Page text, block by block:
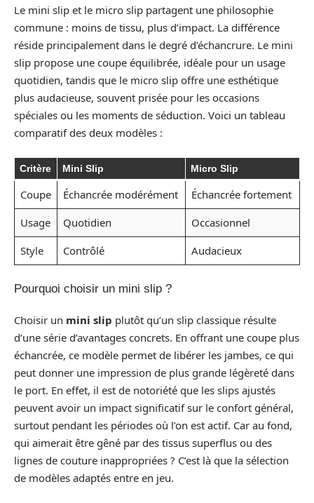
Le mini slip et le micro slip partagent une philosophie
commune : moins de tissu, plus d’impact. La différence
réside principalement dans le degré d’échancrure. Le mini
slip propose une coupe équilibrée, idéale pour un usage
quotidien, tandis que le micro slip offre une esthétique
plus audacieuse, souvent prisée pour les occasions
spéciales ou les moments de séduction. Voici un tableau
comparatif des deux modèles :
Critère Mini Slip Micro Slip
Coupe Échancrée modérément
Échancrée fortement
Usage
Quotidien
Occasionnel
Style
Contrôlé Audacieux
Pourquoi choisir un mini slip ?
Choisir un mini slip plutôt qu’un slip classique résulte
d’une série d’avantages concrets. En offrant une coupe plus
échancrée, ce modèle permet de libérer les jambes, ce qui
peut donner une impression de plus grande légèreté dans
le port. En effet, il est de notoriété que les slips ajustés
peuvent avoir un impact significatif sur le confort général,
surtout pendant les périodes où l’on est actif. Car au fond,
qui aimerait être gêné par des tissus superflus ou des
lignes de couture inappropriées ? C’est là que la sélection
de modèles adaptés entre en jeu.